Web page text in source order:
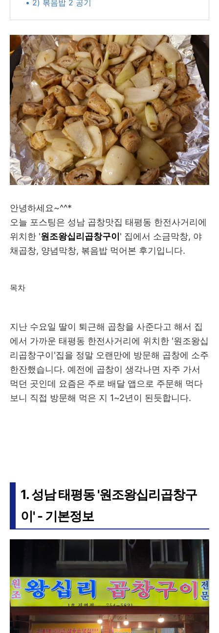
• 2) 볶음밥 2 공기
안녕하세요~^^*
오늘 포스팅은 성남 곱창맛집 태평동 한전사거리에
위치한 '원조왕십리곱창구이 ' 집에서 소금막창, 야
채곱창, 양념막창, 볶음밥 먹어본 후기입니다.
목차
지난 수요일 딸이 퇴근해 곱창을 사준다고 해서 집
에서 가까운 태평동 한전사거리에 위치한 '원조왕십
리곱창구이'집을 정말 오랜만에 방문해 곱창에 소주
한잔했습니다. 예전에 곱창이 생각나면 자주 가서
먹던 곳인데 요즘은 주로 배달 앱으로 주문해 먹다
보니 직접 방문해 먹은 지 1~2년이 된듯합니다.
1. 성남 태평동 '원조왕십리곱창구
이' - 기본정보